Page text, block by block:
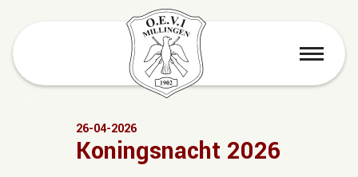
menu
26-04-2026
Koningsnacht 2026